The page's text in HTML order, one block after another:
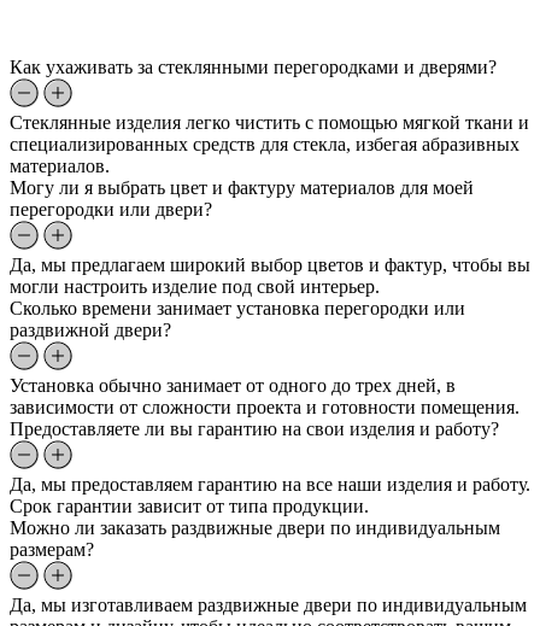
Как ухаживать за стеклянными перегородками и дверями?
Стеклянные изделия легко чистить с помощью мягкой ткани и
специализированных средств для стекла, избегая абразивных
материалов.
Могу ли я выбрать цвет и фактуру материалов для моей
перегородки или двери?
Да, мы предлагаем широкий выбор цветов и фактур, чтобы вы
могли настроить изделие под свой интерьер.
Сколько времени занимает установка перегородки или
раздвижной двери?
Установка обычно занимает от одного до трех дней, в
зависимости от сложности проекта и готовности помещения.
Предоставляете ли вы гарантию на свои изделия и работу?
Да, мы предоставляем гарантию на все наши изделия и работу.
Срок гарантии зависит от типа продукции.
Можно ли заказать раздвижные двери по индивидуальным
размерам?
Да, мы изготавливаем раздвижные двери по индивидуальным